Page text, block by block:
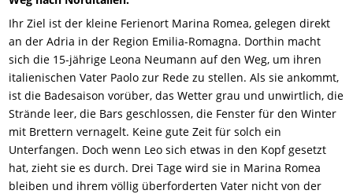
Ihr Ziel ist der kleine Ferienort Marina Romea, gelegen direkt
an der Adria in der Region Emilia-Romagna. Dorthin macht
sich die 15-jährige Leona Neumann auf den Weg, um ihren
italienischen Vater Paolo zur Rede zu stellen. Als sie ankommt,
ist die Badesaison vorüber, das Wetter grau und unwirtlich, die
Strände leer, die Bars geschlossen, die Fenster für den Winter
mit Brettern vernagelt. Keine gute Zeit für solch ein
Unterfangen. Doch wenn Leo sich etwas in den Kopf gesetzt
hat, zieht sie es durch. Drei Tage wird sie in Marina Romea
bleiben und ihrem völlig überforderten Vater nicht von der